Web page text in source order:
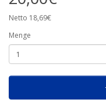
Netto 18,69€
Menge